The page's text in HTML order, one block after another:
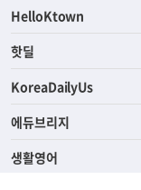
HelloKtown
핫딜
KoreaDailyUs
에듀브리지
생활영어